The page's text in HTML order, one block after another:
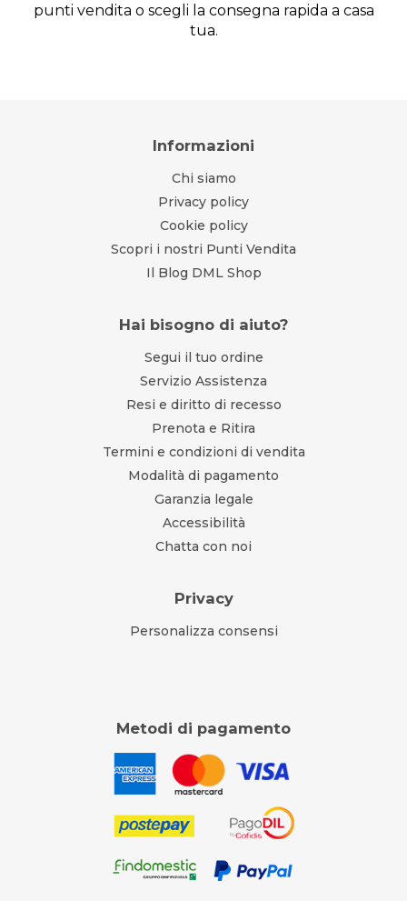
punti vendita o scegli la consegna rapida a casa
tua.
Informazioni
Chi siamo
Privacy policy
Cookie policy
Scopri i nostri Punti Vendita
Il Blog DML Shop
Hai bisogno di aiuto?
Segui il tuo ordine
Servizio Assistenza
Resi e diritto di recesso
Prenota e Ritira
Termini e condizioni di vendita
Modalità di pagamento
Garanzia legale
Accessibilità
Chatta con noi
Privacy
Personalizza consensi
Metodi di pagamento